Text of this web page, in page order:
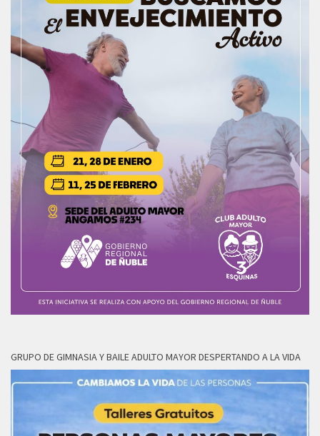
GRUPO DE GIMNASIA Y BAILE ADULTO MAYOR DESPERTANDO A LA VIDA